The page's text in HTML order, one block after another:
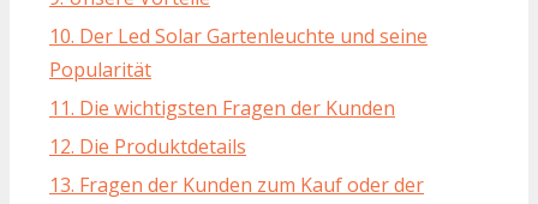
10. Der Led Solar Gartenleuchte und seine
Popularität
11. Die wichtigsten Fragen der Kunden
12. Die Produktdetails
13. Fragen der Kunden zum Kauf oder der